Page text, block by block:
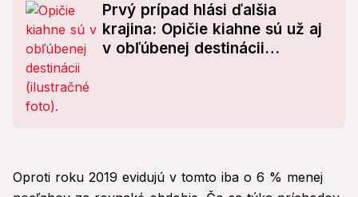
Prvý prípad hlási ďalšia
krajina: Opičie kiahne sú už aj
v obľúbenej destinácii
Oproti roku 2019 evidujú v tomto iba o 6 % menej